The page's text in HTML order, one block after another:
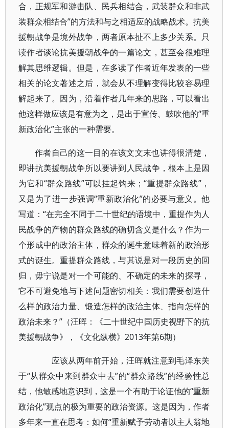
合，正规军和游击队、民兵相结合，武装群众和非武
装群众相结合”的方法和与之相适应的战略战术。抗美
援朝战争是境外战争，两者原本扯不上多少关系。只
读作者谈论抗美援朝战争的一篇论文，甚至会很难理
解其思维逻辑。但是，在多读了作者近年发表的一些
相关的论文著述之后，就会从不理解变得比较容易理
解起来了。因为，沿着作者几年来的思路，可以看出
他这样做应该是有意为之，是出于宣传、鼓吹他的“重
新政治化”主张的一种需要。
作者自己的这一目的在该文文末也讲得很清楚，
即讲抗美援朝战争所以要讲到人民战争，根本上是因
为它和“群众路线”可以挂起钩来；“重提群众路线”，
又是为了进一步强调“重新政治化”的必要与意义。他
写道：“在完全不同于二十世纪的语境中，重提作为人
民战争的产物的群众路线的确切含义是什么？作为一
个形成中的政治主体，群众的诞生意味着新的政治形
式的诞生。重提群众路线，与其说是对一段历史的回
归，毋宁说是对一个可能的、不确定的未来的探寻，
它不可避免地与下述问题密切相关：我们需要创造什
么样的政治力量、锻造怎样的政治主体、指向怎样的
政治未来？”（汪晖：《二十世纪中国历史视野下的抗
美援朝战争》，《文化纵横》2013年第6期）
应该从两年前开始，汪晖就注意到毛泽东关
于“从群众中来到群众中去”的“群众路线”的经验性总
结，他敏感地意识到，这是一个有助于论证他的“重新
政治化”观点的极为重要的政治资源。这是因为，作者
多年来一直在思考：如何“重新赋予劳动者以主人翁地